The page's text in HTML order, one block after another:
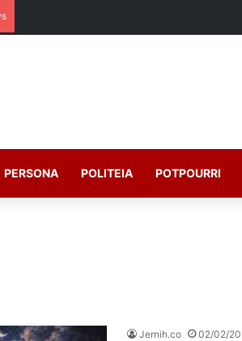
PERSONA POLITEIA POTPOURRI
Jernih.co 02/02/